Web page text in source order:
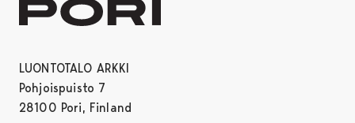
LUONTOTALO ARKKI
Pohjoispuisto 7
28100 Pori, Finland